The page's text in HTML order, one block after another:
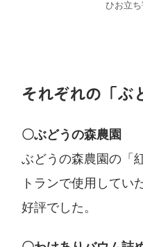
ひお立ち
それぞれの「ぶ
〇ぶどうの森農園
ぶどうの森農園の「
トランで使用してい
好評でした。